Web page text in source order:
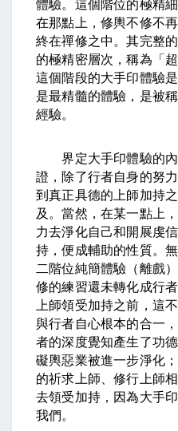
體驗。這個階位的極精
在那點上，修輿不修不
終在禪修之中。其完整
的極精密層次，稱為「
這個階段的大手印體驗
是最精髓的體驗，是被
經驗。
界定大手印體驗的內
證，除了行者自身的努
到真正具德的上師加持
及。當然，在某一點上
力去淨化自己和開展虔
持，便成輔助的性質。
二階位純簡體驗（離戲
修的練習還未轉化成行
上師領受加持之前，這
與行者自心根本的合一
者的深度覺知產生了功
礙輿惡業被進一步淨化
的祈求上師、修行上師
去領受加持，因為大手
我們。